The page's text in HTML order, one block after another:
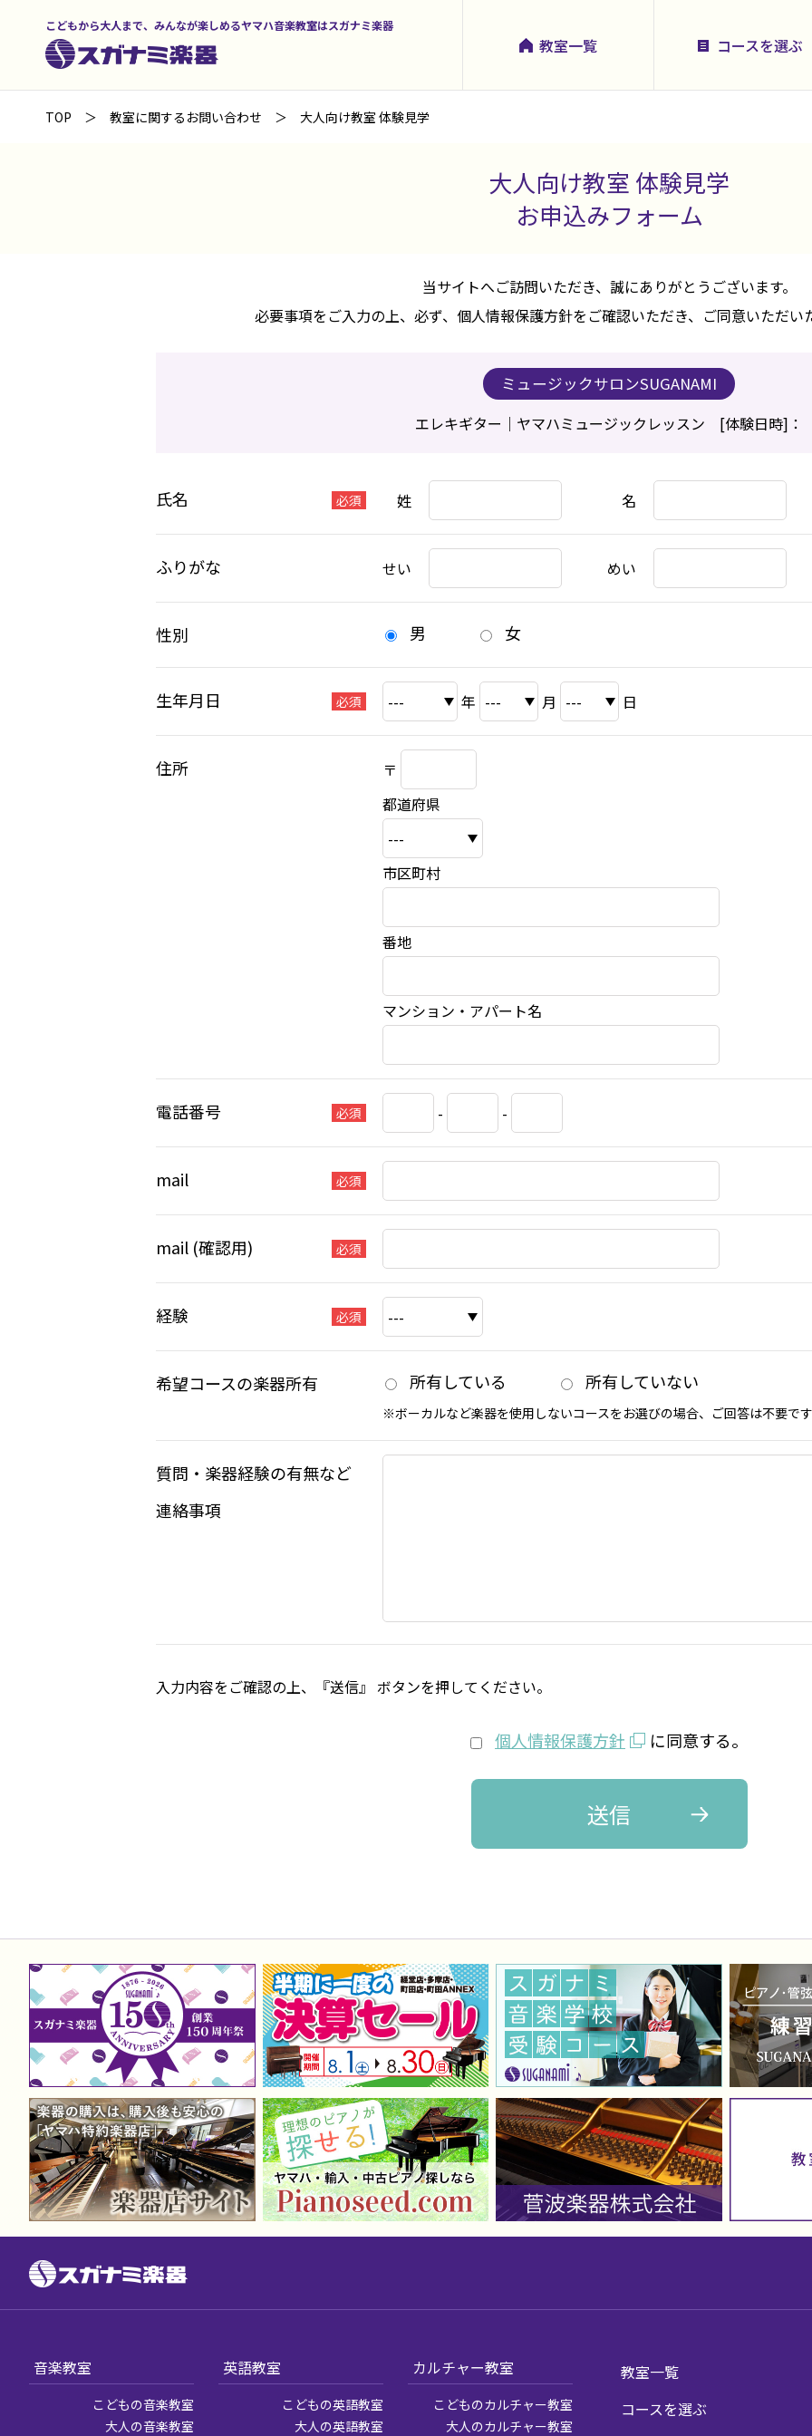
こどもから大人まで、みんなが楽しめるヤマハ音楽教室はスガナミ楽器
教室一覧 コースを選ぶ
TOP 教室に関するお問い合わせ 大人向け教室 体験見学
大人向け教室 体験見学
お申込みフォーム
当サイトへご訪問いただき、誠にありがとうございます。
必要事項をご入力の上、必ず、個人情報保護方針をご確認いただき、ご同意いただい
ミュージックサロンSUGANAMI
エレキギター｜ヤマハミュージックレッスン [体験日時]：
氏名 必須 姓 名
ふりがな せい めい
性別 男 女
生年月日 必須 年 月 日
住所
〒
都道府県
市区町村
番地
マンション・アパート名
電話番号 必須 - -
mail 必須
mail (確認用) 必須
経験 必須
希望コースの楽器所有 所有している 所有していない
※ボーカルなど楽器を使用しないコースをお選びの場合、ご回答は不要で
質問・楽器経験の有無など
連絡事項
入力内容をご確認の上、『送信』 ボタンを押してください。
個人情報保護方針 に同意する。
音楽教室
こどもの音楽教室
大人の音楽教室
英語教室
こどもの英語教室
大人の英語教室
カルチャー教室
こどものカルチャー教室
大人のカルチャー教室
教室一覧
コースを選ぶ